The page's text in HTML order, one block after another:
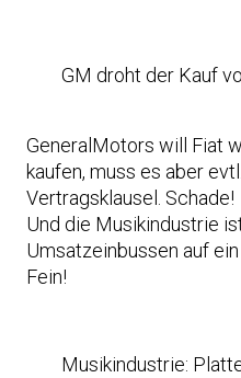
GM droht der Kauf
GeneralMotors will Fiat
kaufen, muss es aber
Vertragsklausel. Schade!
Und die Musikindustrie
Umsatzeinbussen auf
Fein!
Musikindustrie: